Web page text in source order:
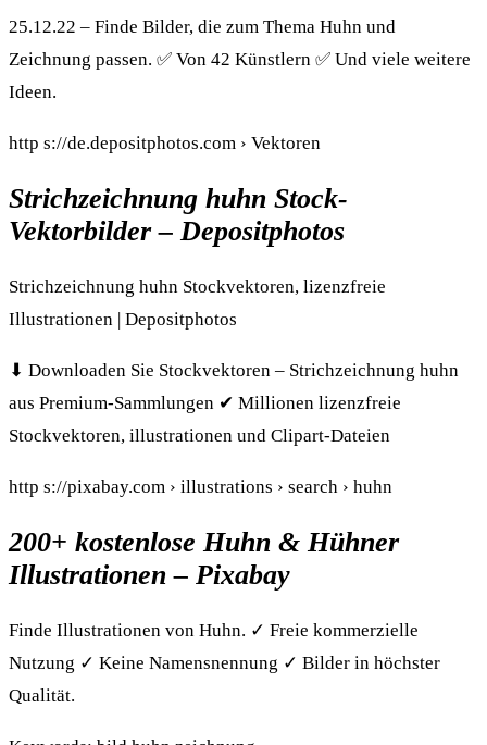
25.12.22 – Finde Bilder, die zum Thema Huhn und
Zeichnung passen. ✅ Von 42 Künstlern ✅ Und viele weitere
Ideen.
http s://de.depositphotos.com › Vektoren
Strichzeichnung huhn Stock-
Vektorbilder – Depositphotos
Strichzeichnung huhn Stockvektoren, lizenzfreie
Illustrationen | Depositphotos
⬇ Downloaden Sie Stockvektoren – Strichzeichnung huhn
aus Premium-Sammlungen ✔ Millionen lizenzfreie
Stockvektoren, illustrationen und Clipart-Dateien
http s://pixabay.com › illustrations › search › huhn
200+ kostenlose Huhn & Hühner
Illustrationen – Pixabay
Finde Illustrationen von Huhn. ✓ Freie kommerzielle
Nutzung ✓ Keine Namensnennung ✓ Bilder in höchster
Qualität.